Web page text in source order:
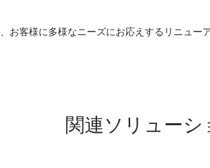
お客様に多様なニーズにお応えするリニュー
関連ソリューシ